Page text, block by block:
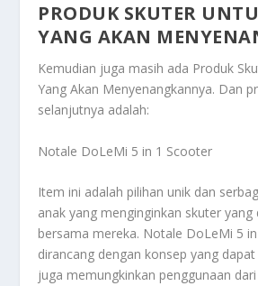
PRODUK SKUTER
YANG AKAN
Kemudian juga masih ada Produk
Yang Akan Menyenangkannya. Dan
selanjutnya adalah:
Notale DoLeMi 5 in 1 Scooter
Item ini adalah pilihan unik dan
anak yang menginginkan skuter
bersama mereka. Notale DoLeMi 5
dirancang dengan konsep yang
juga memungkinkan penggunaan